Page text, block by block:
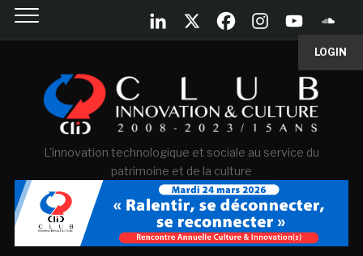
LOGIN
L'innovation technologique et sociale au service du
patrimoine et de la culture